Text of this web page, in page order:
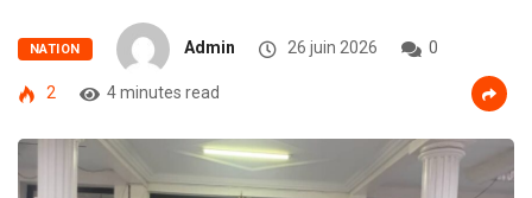
NATION Admin 26 juin 2026 0
2 4 minutes read